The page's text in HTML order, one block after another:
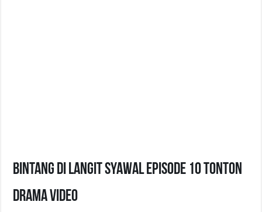
Bintang Di Langit Syawal Episode 10 Tonton
Drama Video